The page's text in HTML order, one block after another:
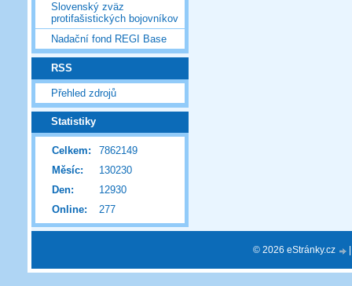
Slovenský zväz
protifašistických bojovníkov
Nadační fond REGI Base
RSS
Přehled zdrojů
Statistiky
Online: 277
Celkem:
7862149
Měsíc:
130230
Den:
12930
© 2026 eStránky.cz